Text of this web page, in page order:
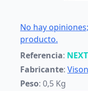
No hay
producto.
Referencia:
Fabricante:
Peso: 0,5 Kg